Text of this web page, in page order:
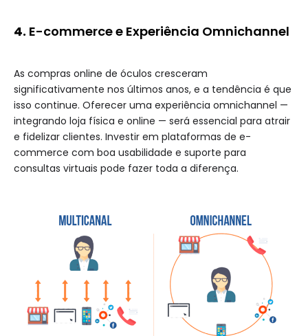
4. E-commerce e Experiência Omnichannel
As compras online de óculos cresceram
significativamente nos últimos anos, e a tendência é que
isso continue. Oferecer uma experiência omnichannel —
integrando loja física e online — será essencial para atrair
e fidelizar clientes. Investir em plataformas de e-
commerce com boa usabilidade e suporte para
consultas virtuais pode fazer toda a diferença.